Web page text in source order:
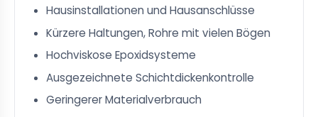
Hausinstallationen und Hausanschlüsse
Kürzere Haltungen, Rohre mit vielen Bögen
Hochviskose Epoxidsysteme
Ausgezeichnete Schichtdickenkontrolle
Geringerer Materialverbrauch